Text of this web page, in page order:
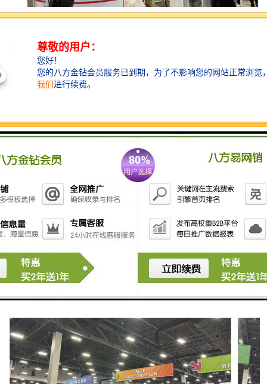
ISA International Sign Expo® 是标识、图像和视觉效果较
全面的贸易展览会。随着成千上万的与会者和数百家参展商
限，参加ISA展您一定会找到解决方案来推动您的业务发展
美国国际标识展（ ISA Sign Expo）是中国标识标牌、户
外广告、数字印刷设备材料、展示器材、纺织品印刷供应商
为国内较早引领中国广告标识企业开拓海外市场的展览公
司，将继续组织广大广告业内企业赴美国参加这一年一度的
行业盛会。